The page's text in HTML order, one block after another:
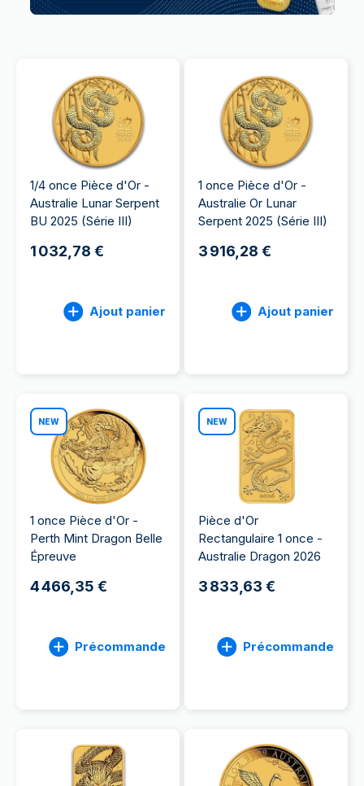
1/4 once Pièce d'Or -
Australie Lunar Serpent
BU 2025 (Série III)
1 032,78 €
Ajout panier
1 once Pièce d'Or -
Australie Or Lunar
Serpent 2025 (Série III)
3 916,28 €
Ajout panier
NEW
1 once Pièce d'Or -
Perth Mint Dragon Belle
Épreuve
4 466,35 €
Précommande
NEW
Pièce d'Or
Rectangulaire 1 once -
Australie Dragon 2026
3 833,63 €
Précommande